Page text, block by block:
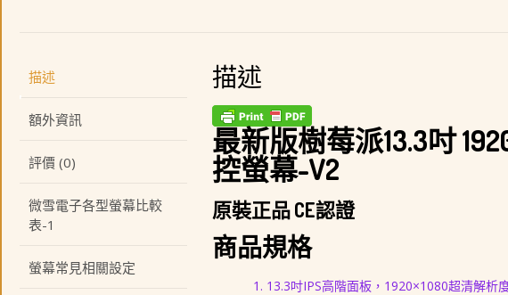
喇
叭)
殼、
支
螢
幕
描述
額外資訊
評價 (0)
微雪電子各型螢幕比較
表-1
螢幕常見相關設定
描述
最新版樹莓派13.3吋
控螢幕-V2
原裝正品 CE認證
商品規格
13.3吋IPS高階面板，1920×1080超清解析